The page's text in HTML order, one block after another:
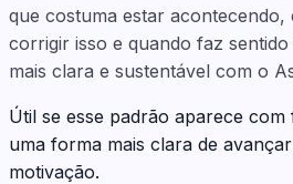
que costuma estar acontecendo,
corrigir isso e quando faz
mais clara e sustentável com o
Útil se esse padrão aparece
uma forma mais clara de
motivação.